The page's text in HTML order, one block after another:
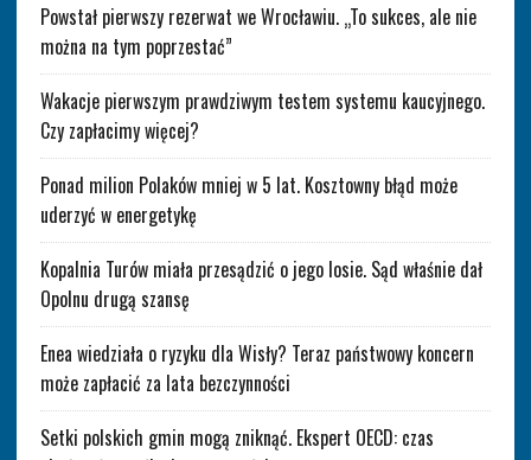
Powstał pierwszy rezerwat we Wrocławiu. „To sukces, ale nie
można na tym poprzestać”
Wakacje pierwszym prawdziwym testem systemu kaucyjnego.
Czy zapłacimy więcej?
Ponad milion Polaków mniej w 5 lat. Kosztowny błąd może
uderzyć w energetykę
Kopalnia Turów miała przesądzić o jego losie. Sąd właśnie dał
Opolnu drugą szansę
Enea wiedziała o ryzyku dla Wisły? Teraz państwowy koncern
może zapłacić za lata bezczynności
Setki polskich gmin mogą zniknąć. Ekspert OECD: czas